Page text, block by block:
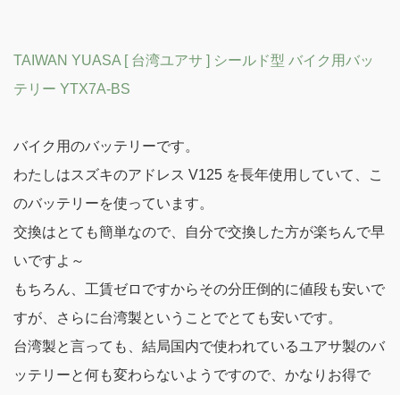
TAIWAN YUASA [ 台湾ユアサ ] シールド型 バイク用バッ
テリー YTX7A-BS
バイク用のバッテリーです。
わたしはスズキのアドレス V125 を長年使用していて、こ
のバッテリーを使っています。
交換はとても簡単なので、自分で交換した方が楽ちんで早
いですよ～
もちろん、工賃ゼロですからその分圧倒的に値段も安いで
すが、さらに台湾製ということでとても安いです。
台湾製と言っても、結局国内で使われているユアサ製のバ
ッテリーと何も変わらないようですので、かなりお得で